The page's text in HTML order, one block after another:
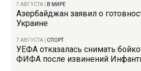
7 АВГУСТА В МИРЕ
Азербайджан заявил о
Украине
7 АВГУСТА СПОРТ
УЕФА отказалась снимать
ФИФА после извинений